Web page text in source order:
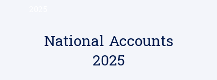
National Accounts
2025